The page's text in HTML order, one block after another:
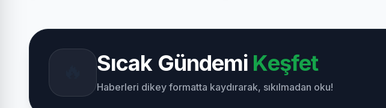
Sıcak Gündemi Keşfet
Haberleri dikey formatta kaydırarak, sıkılmadan oku!